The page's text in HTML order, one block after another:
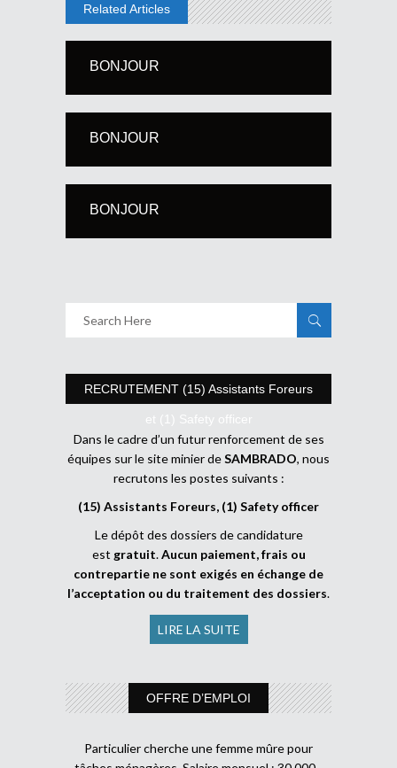
Related Articles
BONJOUR
BONJOUR
BONJOUR
RECRUTEMENT (15) Assistants Foreurs
et (1) Safety officer
Dans le cadre d’un futur renforcement de ses
équipes sur le site minier deSAMBRADO, nous
recrutons les postes suivants :
(15) Assistants Foreurs, (1) Safety officer
Le dépôt des dossiers de candidature
est gratuit.Aucun paiement, frais ou
contrepartie ne sont exigés en échange de
l’acceptation ou du traitement des dossiers.
LIRE LA SUITE
OFFRE D’EMPLOI
Particulier cherche une femme mûre pour